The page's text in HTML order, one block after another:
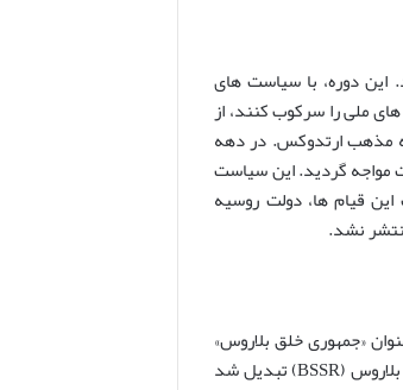
این دوره، با سیاست های
ملی را سرکوب کنند، از
به مذهب ارتدوکس. در دهه
مواجه گردید. این سیاست
از شکست این قیام ها، دولت روسیه
در ۲۵ مارس ۱۹۱۸ استقلال خود را با عنوان «جمهوری خلق بلاروس»
به جمهوری سوسیالیستی شوروی بلاروس (BSSR) تبدیل شد